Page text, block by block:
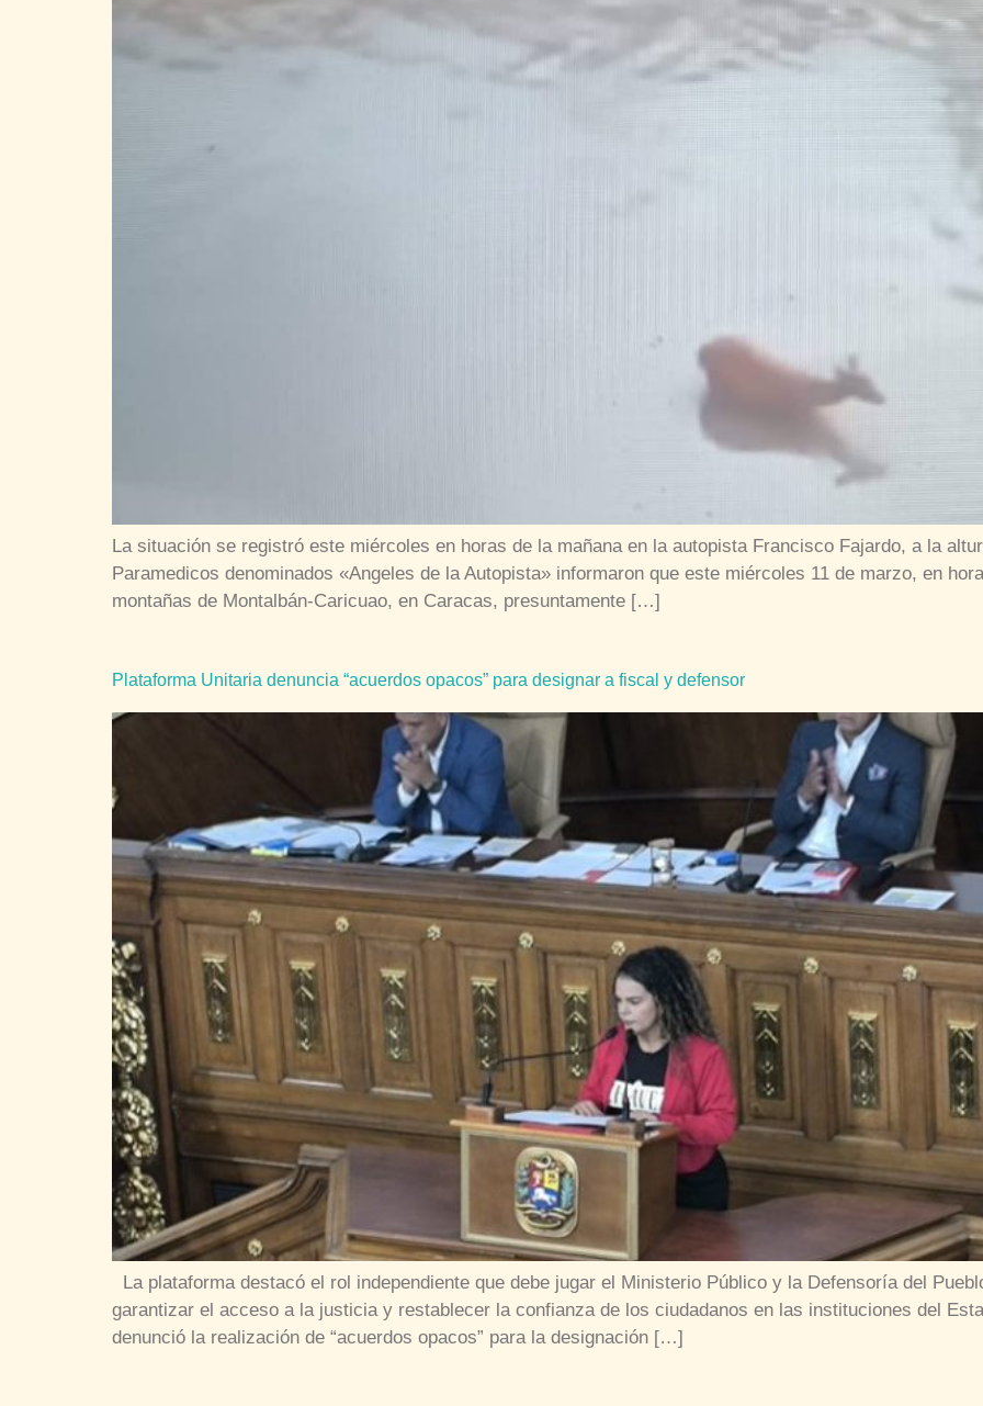
La situación se registró este miércoles en horas de la mañana en la autopista Francisco Fajardo, a la
Paramedicos denominados «Angeles de la Autopista» informaron que este miércoles 11 de marzo, en
montañas de Montalbán-Caricuao, en Caracas, presuntamente […]
Plataforma Unitaria denuncia “acuerdos opacos” para designar a fiscal y defensor
La plataforma destacó el rol independiente que debe jugar el Ministerio Público y la Defensoría del
garantizar el acceso a la justicia y restablecer la confianza de los ciudadanos en las instituciones del
denunció la realización de “acuerdos opacos” para la designación […]